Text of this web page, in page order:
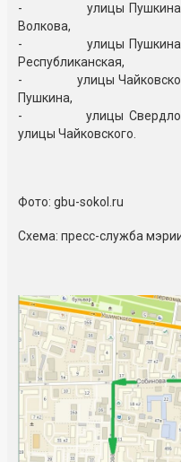
- улицы Пушкина от
Волкова,
- улицы Пушкина от
Республиканская,
- улицы Чайковского
Пушкина,
- улицы Свердлова
улицы Чайковского.
Фото: gbu-sokol.ru
Схема: пресс-служба